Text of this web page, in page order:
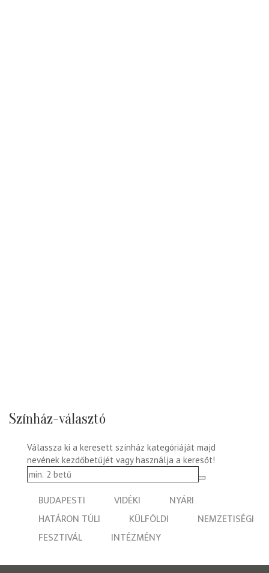
Színház-választó
Válassza ki a keresett színház kategóriáját majd
nevének kezdőbetűjét vagy használja a keresőt!
BUDAPESTI VIDÉKI
NYÁRI
HATÁRON TÚLI
KÜLFÖLDI
NEMZETISÉGI
FESZTIVÁL
INTÉZMÉNY